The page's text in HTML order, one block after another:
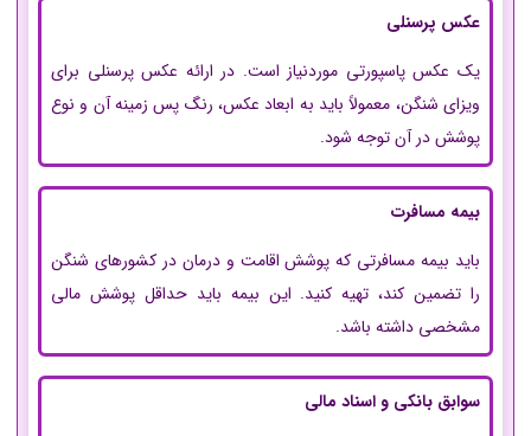
عکس پرسنلی
یک عکس پاسپورتی موردنیاز است. در ارائه عکس پرسنلی برای
ویزای شنگن، معمولاً باید به ابعاد عکس، رنگ پس زمینه آن و نوع
پوشش در آن توجه شود.
بیمه مسافرت
باید بیمه مسافرتی که پوشش اقامت و درمان در کشورهای شنگن
را تضمین کند، تهیه کنید. این بیمه باید حداقل پوشش مالی
مشخصی داشته باشد.
سوابق بانکی و اسناد مالی